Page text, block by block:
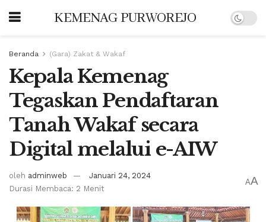
KEMENAG PURWOREJO
Beranda (Gara) Zakat & Wakaf
Kepala Kemenag
Tegaskan Pendaftaran
Tanah Wakaf secara
Digital melalui e-AIW
oleh adminweb
Januari 24, 2024
Durasi Membaca: 2 Menit
AA